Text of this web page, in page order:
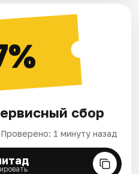
сбор
Проверено: 1 минуту назад